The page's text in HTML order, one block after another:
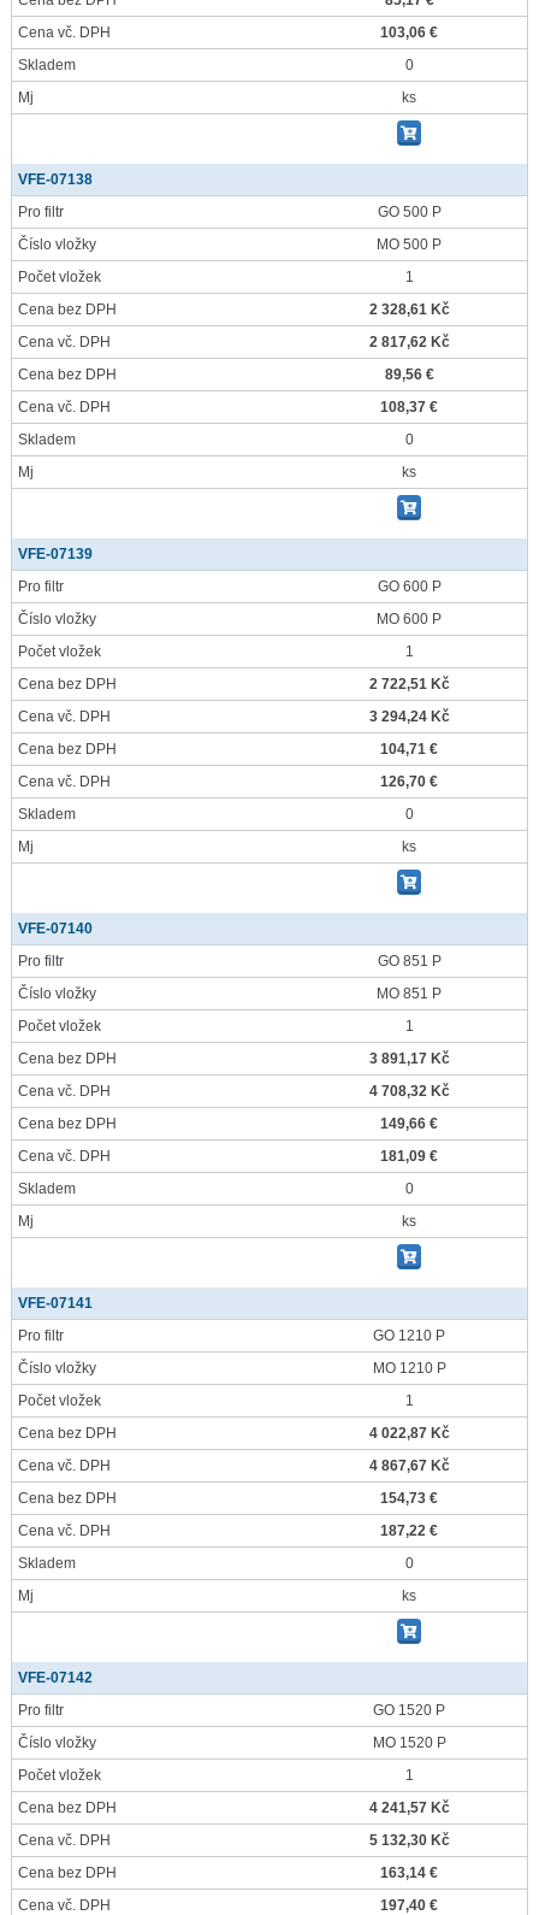
Cena vč. DPH
103,06 €
Skladem
0
Mj
ks
VFE-07138
Pro filtr
GO 500 P
Číslo vložky
MO 500 P
Počet vložek
1
Cena bez DPH
2 328,61 Kč
Cena vč. DPH
2 817,62 Kč
Cena bez DPH
89,56 €
Cena vč. DPH
108,37 €
Skladem
0
Mj
ks
VFE-07139
Pro filtr
GO 600 P
Číslo vložky
MO 600 P
Počet vložek
1
Cena bez DPH
2 722,51 Kč
Cena vč. DPH
3 294,24 Kč
Cena bez DPH
104,71 €
Cena vč. DPH
126,70 €
Skladem
0
Mj
ks
VFE-07140
Pro filtr
GO 851 P
Číslo vložky
MO 851 P
Počet vložek
1
Cena bez DPH
3 891,17 Kč
Cena vč. DPH
4 708,32 Kč
Cena bez DPH
149,66 €
Cena vč. DPH
181,09 €
Skladem
0
Mj
ks
VFE-07141
Pro filtr
GO 1210 P
Číslo vložky
MO 1210 P
Počet vložek
1
Cena bez DPH
4 022,87 Kč
Cena vč. DPH
4 867,67 Kč
Cena bez DPH
154,73 €
Cena vč. DPH
187,22 €
Skladem
0
Mj
ks
VFE-07142
Pro filtr
GO 1520 P
Číslo vložky
MO 1520 P
Počet vložek
1
Cena bez DPH
4 241,57 Kč
Cena vč. DPH
5 132,30 Kč
Cena bez DPH
163,14 €
Cena vč. DPH
197,40 €